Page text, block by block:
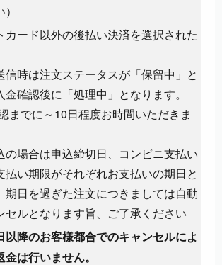
カード以外の後払い決済を選択された
時は注文ステータスが「保留中」と
金確認後に「処理中」となります。
までに～10日程度お時間いただきま
場合は申込締切日、コンビニ支払い
払い期限がそれぞれお支払いの期日と
期日を過ぎた注文につきましては自動
セルとなります旨、ご了承ください
以降のお客様都合でのキャンセルによ
金は行いません。